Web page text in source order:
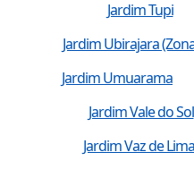
Jardim Tupi
Jardim Ubirajara
Jardim Umuarama
Jardim Vale do Sol
Jardim Vaz de Lima